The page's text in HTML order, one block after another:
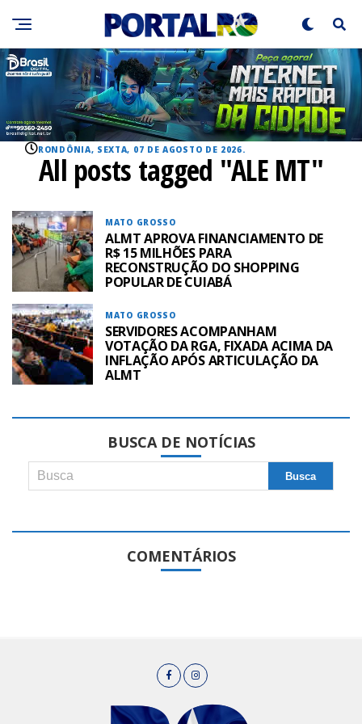
RONDÔNIA, SEXTA, 07 DE AGOSTO DE 2026.
All posts tagged "ALE MT"
MATO GROSSO
ALMT APROVA FINANCIAMENTO DE
R$ 15 MILHÕES PARA
RECONSTRUÇÃO DO SHOPPING
POPULAR DE CUIABÁ
MATO GROSSO
SERVIDORES ACOMPANHAM
VOTAÇÃO DA RGA, FIXADA ACIMA DA
INFLAÇÃO APÓS ARTICULAÇÃO DA
ALMT
BUSCA DE NOTÍCIAS
COMENTÁRIOS